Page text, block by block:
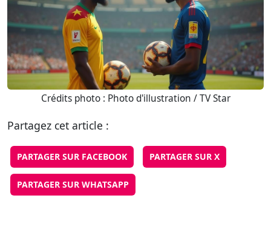
Crédits photo : Photo d'illustration / TV Star
Partagez cet article :
PARTAGER SUR FACEBOOK PARTAGER SUR X
PARTAGER SUR WHATSAPP